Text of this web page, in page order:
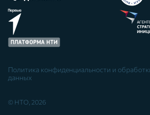
© НТО, 2026
Политика конфиденциальности и
данных